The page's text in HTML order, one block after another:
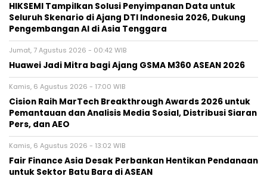
HIKSEMI Tampilkan Solusi Penyimpanan Data untuk
Seluruh Skenario di Ajang DTI Indonesia 2026, Dukung
Pengembangan AI di Asia Tenggara
Jumat, 7 Agustus 2026 - 00:42 WIB
Huawei Jadi Mitra bagi Ajang GSMA M360 ASEAN 2026
Kamis, 6 Agustus 2026 - 17:00 WIB
Cision Raih MarTech Breakthrough Awards 2026 untuk
Pemantauan dan Analisis Media Sosial, Distribusi Siaran
Pers, dan AEO
Kamis, 6 Agustus 2026 - 13:02 WIB
Fair Finance Asia Desak Perbankan Hentikan Pendanaan
untuk Sektor Batu Bara di ASEAN